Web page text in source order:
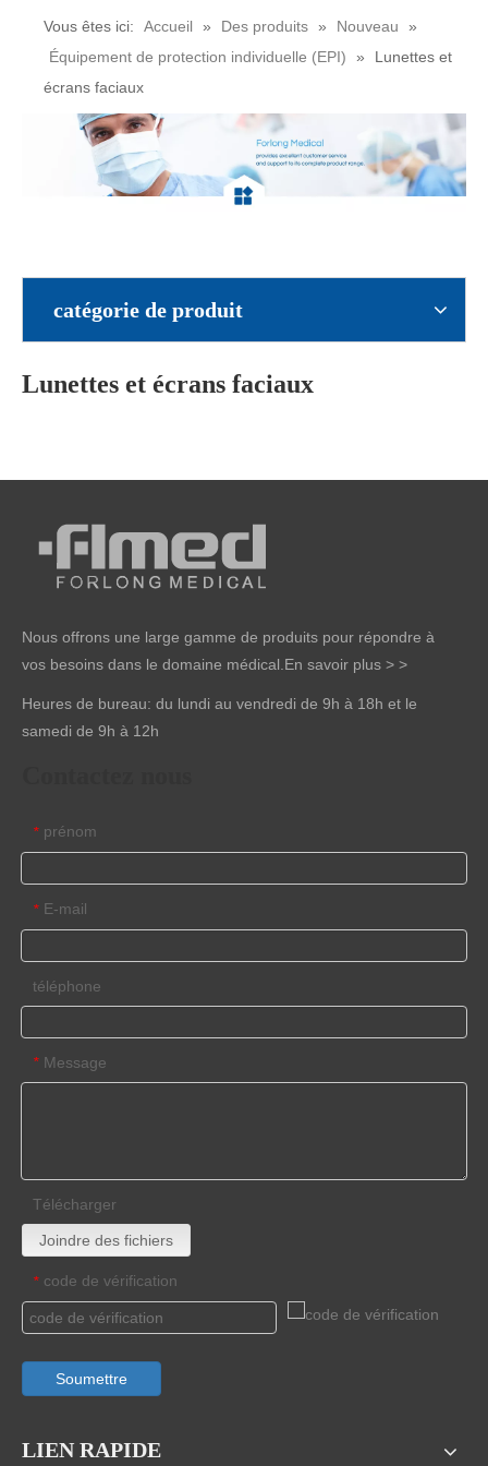
Vous êtes ici: Accueil » Des produits » Nouveau
»
Équipement de protection individuelle (EPI)
»
Lunettes et
écrans faciaux
catégorie de produit
Lunettes et écrans faciaux
Nous offrons une large gamme de produits pour répondre à
vos besoins dans le domaine médical. En savoir plus > >
Heures de bureau: du lundi au vendredi de 9h à 18h et le
samedi de 9h à 12h
* prénom
* E-mail
téléphone
* Message
Télécharger
Joindre des fichiers
* code de vérification
Soumettre
LIEN RAPIDE